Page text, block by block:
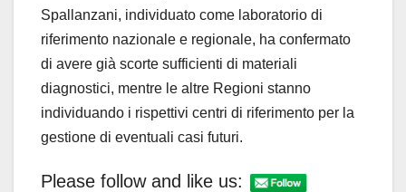
Spallanzani, individuato come laboratorio di
riferimento nazionale e regionale, ha confermato
di avere già scorte sufficienti di materiali
diagnostici, mentre le altre Regioni stanno
individuando i rispettivi centri di riferimento per la
gestione di eventuali casi futuri.
Please follow and like us: